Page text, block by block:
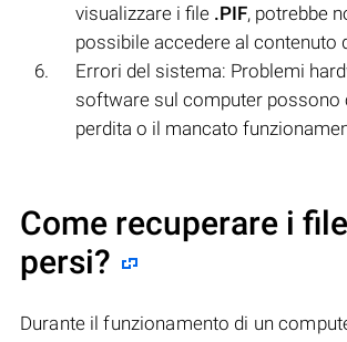
visualizzare i file .PIF, potrebbe
possibile accedere al contenuto
Errori del sistema: Problemi
software sul computer possono
perdita o il mancato
Come recuperare i
persi?
Durante il funzionamento di un